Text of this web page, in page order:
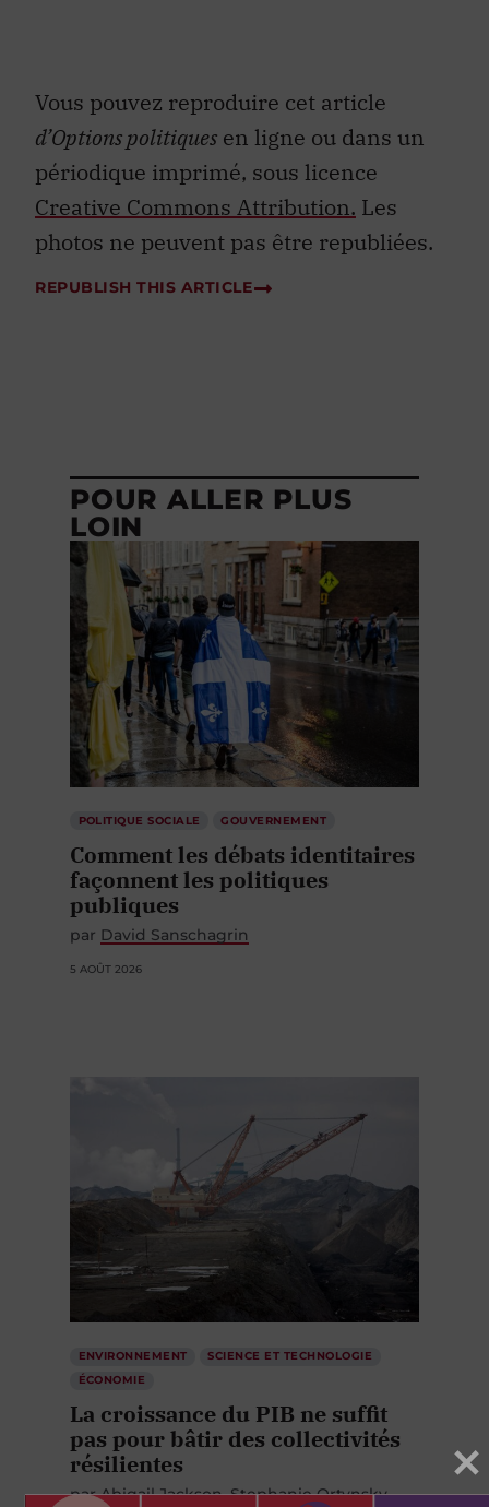
Vous pouvez reproduire cet article
d’Options politiques en ligne ou dans un
périodique imprimé, sous licence
Creative Commons Attribution. Les
photos ne peuvent pas être republiées.
REPUBLISH THIS ARTICLE
POUR ALLER PLUS
LOIN
POLITIQUE SOCIALE GOUVERNEMENT
Comment les débats identitaires
façonnent les politiques
publiques
par David Sanschagrin
5 AOÛT 2026
ENVIRONNEMENT
SCIENCE ET TECHNOLOGIE
ÉCONOMIE
La croissance du PIB ne suffit
pas pour bâtir des collectivités
résilientes
parAbigail Jackson Stephanie Ortynsky